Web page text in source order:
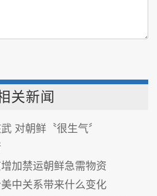
关新闻
对朝鲜〝很生气〞
加禁运朝鲜急需物资
中关系带来什么变化